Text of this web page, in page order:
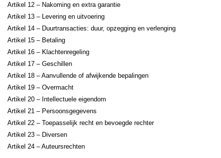
Artikel 12 – Nakoming en extra garantie
Artikel 13 – Levering en uitvoering
Artikel 14 – Duurtransacties: duur, opzegging en verlenging
Artikel 15 – Betaling
Artikel 16 – Klachtenregeling
Artikel 17 – Geschillen
Artikel 18 – Aanvullende of afwijkende bepalingen
Artikel 19 – Overmacht
Artikel 20 – Intellectuele eigendom
Artikel 21 – Persoonsgegevens
Artikel 22 – Toepasselijk recht en bevoegde rechter
Artikel 23 – Diversen
Artikel 24 – Auteursrechten